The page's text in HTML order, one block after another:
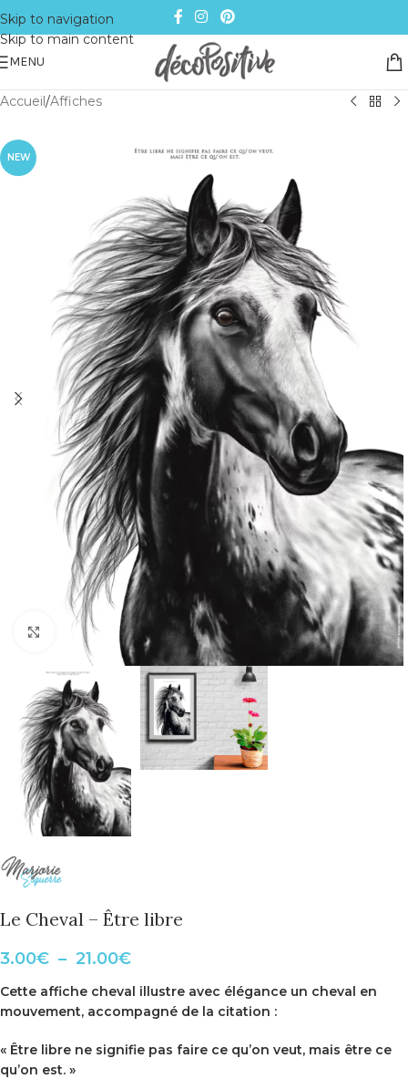
Skip to navigation
Skip to main content
MENU
Accueil/Affiches
NEW
Cliquer pour agrandir
Le Cheval – Être libre
3.00€ – 21.00€
Cette affiche cheval illustre avec élégance un cheval en
mouvement, accompagné de la citation :
« Être libre ne signifie pas faire ce qu’on veut, mais être ce
qu’on est. »